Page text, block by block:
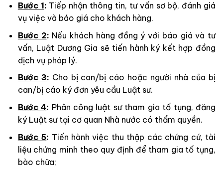
Bước 1: Tiếp nhận thông tin, tư vấn sơ bộ, đánh giá
vụ việc và báo giá cho khách hàng.
Bước 2: Nếu khách hàng đồng ý với báo giá và tư
vấn, Luật Dương Gia sẽ tiến hành ký kết hợp đồng
dịch vụ pháp lý.
Bước 3: Cho bị can/bị cáo hoặc người nhà của bị
can/bị cáo ký đơn yêu cầu Luật sư.
Bước 4: Phân công luật sư tham gia tố tụng, đăng
ký Luật sư tại cơ quan Nhà nước có thẩm quyền.
Bước 5: Tiến hành việc thu thập các chứng cứ, tài
liệu chứng minh theo quy định để tham gia tố tụng,
bào chữa;